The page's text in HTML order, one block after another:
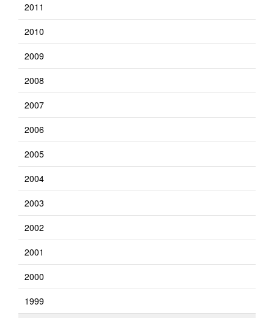
2011
2010
2009
2008
2007
2006
2005
2004
2003
2002
2001
2000
1999